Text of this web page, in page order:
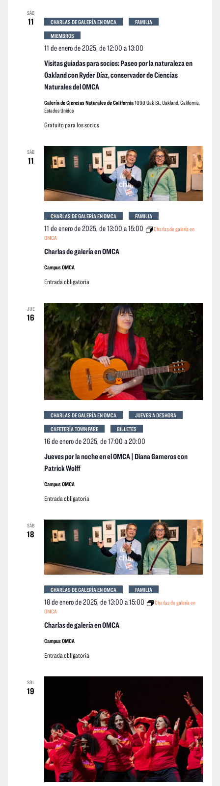
SÁB
11
Visitas guiadas para socios: Paseo por la naturaleza en
Oakland con Ryder Díaz, conservador de Ciencias
Naturales del OMCA
11 de enero de 2025, de 12:00 a13:00
CHARLAS DE GALERÍA EN OMCA
FAMILIA
MIEMBROS
Galería de Ciencias Naturales de California1000 Oak St., Oakland, California,
Estados Unidos
Gratuito para los socios
SÁB
11
Charlas de galería en OMCA
11 de enero de 2025, de 13:00 a15:00
Charlas de galería en
OMCA
CHARLAS DE GALERÍA EN OMCA FAMILIA
Campus OMCA
Entrada obligatoria
JUE
16
Jueves por la noche en el OMCA | Diana Gameros con
Patrick Wolff
16 de enero de 2025, de 17:00 a20:00
CHARLAS DE GALERÍA EN OMCA
JUEVES A DESHORA
CAFETERÍA TOWN FARE
BILLETES
Campus OMCA
Entrada obligatoria
SÁB
18
Charlas de galería en OMCA
18 de enero de 2025, de 13:00 a15:00
Charlas de galería en
OMCA
CHARLAS DE GALERÍA EN OMCA FAMILIA
Campus OMCA
Entrada obligatoria
SOL
19